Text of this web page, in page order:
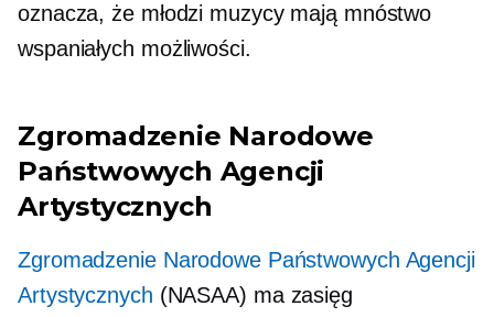
oznacza, że ​​młodzi muzycy mają mnóstwo
wspaniałych możliwości.
Zgromadzenie Narodowe
Państwowych Agencji
Artystycznych
Zgromadzenie Narodowe Państwowych Agencji
Artystycznych (NASAA) ma zasięg